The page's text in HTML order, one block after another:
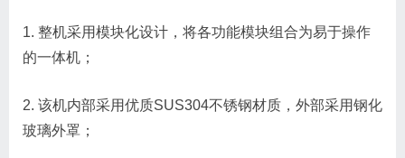
1. 整机采用模块化设计，将各功能模块组合为易于操作
的一体机；
2. 该机内部采用优质SUS304不锈钢材质，外部采用钢化
玻璃外罩；